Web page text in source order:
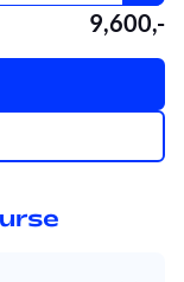
9,600,-